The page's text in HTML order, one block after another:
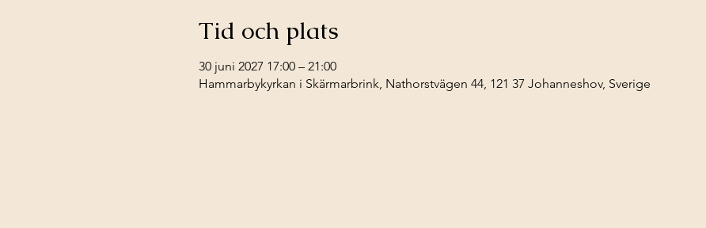
Tid och plats
30 juni 2027 17:00 – 21:00
Hammarbykyrkan i Skärmarbrink, Nathorstvägen 44, 121 37 Johanneshov, Sverige